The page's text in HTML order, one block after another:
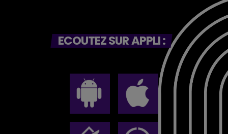
ECOUTEZ SUR APPLI :